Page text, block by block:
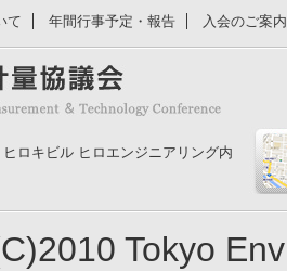
て 年間行事予定・報告 入会のご案
ロキビル ヒロエンジニアリング内
Tokyo